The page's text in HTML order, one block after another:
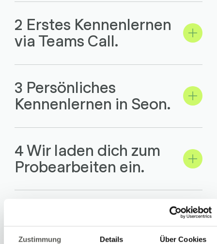
Zustimmung Details Über Cookies
2 Erstes Kennenlernen
via Teams Call.
3 Persönliches
Kennenlernen in Seon.
4 Wir laden dich zum
Probearbeiten ein.
Robotec!